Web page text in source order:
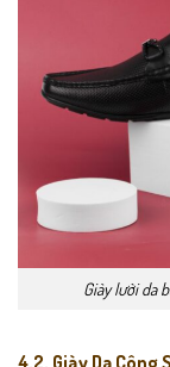
Giày lười da
4.2. Giày Da Công